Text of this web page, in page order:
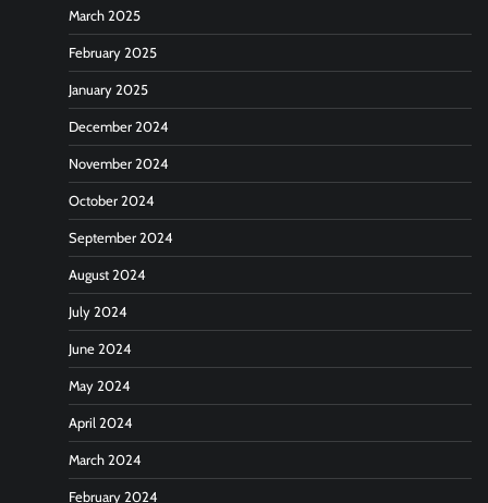
March 2025
February 2025
January 2025
December 2024
November 2024
October 2024
September 2024
August 2024
July 2024
June 2024
May 2024
April 2024
March 2024
February 2024